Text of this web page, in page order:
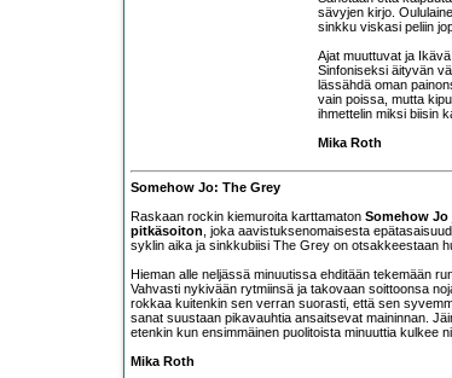
sävyjen kirjo.
sinkku viskasi peliin
Ajat muuttuvat ja
Sinfoniseksi äityvän
lässähdä oman
vain poissa, mutta
ihmettelin miksi biisin
Mika Roth
Somehow Jo: The Grey
Raskaan rockin kiemuroita karttamaton Somehow Jo
pitkäsoiton , joka aavistuksenomaisesta
syklin aika ja sinkkubiisi The Grey on otsakkeestaan
Hieman alle neljässä minuutissa ehditään tekemään
Vahvasti nykivään rytmiinsä ja takovaan soittoonsa
rokkaa kuitenkin sen verran suorasti, että sen
sanat suustaan pikavauhtia ansaitsevat maininnan.
etenkin kun ensimmäinen puolitoista minuuttia kulkee
Mika Roth